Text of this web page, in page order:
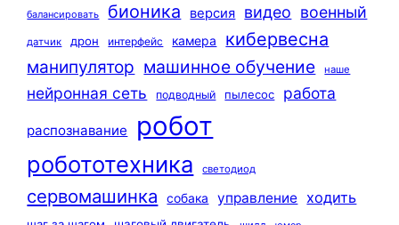
балансировать бионика версия видео военный
датчик дрон интерфейс камера кибервесна
манипулятор машинное обучение наше
нейронная сеть подводный пылесос работа
распознавание робот
робототехника светодиод
сервомашинка собака управление ходить